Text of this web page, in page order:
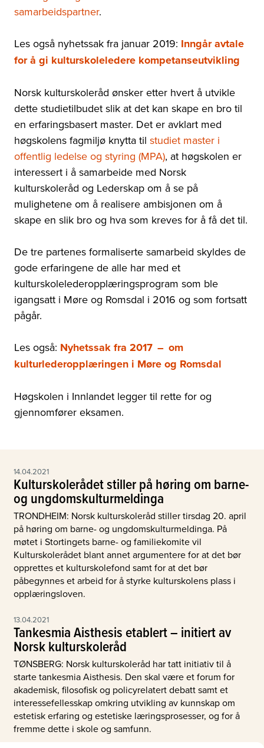
samarbeidspartner.
Les også nyhetssak fra januar 2019: Inngår avtale
for å gi kulturskoleledere kompetanseutvikling
Norsk kulturskoleråd ønsker etter hvert å utvikle
dette studietilbudet slik at det kan skape en bro til
en erfaringsbasert master. Det er avklart med
høgskolens fagmiljø knytta til studiet master i
offentlig ledelse og styring (MPA), at høgskolen er
interessert i å samarbeide med Norsk
kulturskoleråd og Lederskap om å se på
mulighetene om å realisere ambisjonen om å
skape en slik bro og hva som kreves for å få det til.
De tre partenes formaliserte samarbeid skyldes de
gode erfaringene de alle har med et
kulturskolelederopplæringsprogram som ble
igangsatt i Møre og Romsdal i 2016 og som fortsatt
pågår.
Les også: Nyhetssak fra 2017 – om
kulturlederopplæringen i Møre og Romsdal
Høgskolen i Innlandet legger til rette for og
gjennomfører eksamen.
14.04.2021
Kulturskolerådet stiller på høring om barne-
og ungdomskulturmeldinga
TRONDHEIM: Norsk kulturskoleråd stiller tirsdag 20. april
på høring om barne- og ungdomskulturmeldinga. På
møtet i Stortingets barne- og familiekomite vil
Kulturskolerådet blant annet argumentere for at det bør
opprettes et kulturskolefond samt for at det bør
påbegynnes et arbeid for å styrke kulturskolens plass i
opplæringsloven.
13.04.2021
Tankesmia Aisthesis etablert – initiert av
Norsk kulturskoleråd
TØNSBERG: Norsk kulturskoleråd har tatt initiativ til å
starte tankesmia Aisthesis. Den skal være et forum for
akademisk, filosofisk og policyrelatert debatt samt et
interessefellesskap omkring utvikling av kunnskap om
estetisk erfaring og estetiske læringsprosesser, og for å
fremme dette i skole og samfunn.